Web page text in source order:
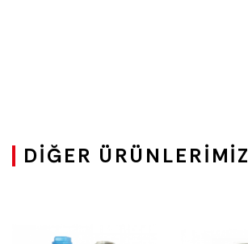
DIĞER ÜRÜNLERIMIZ